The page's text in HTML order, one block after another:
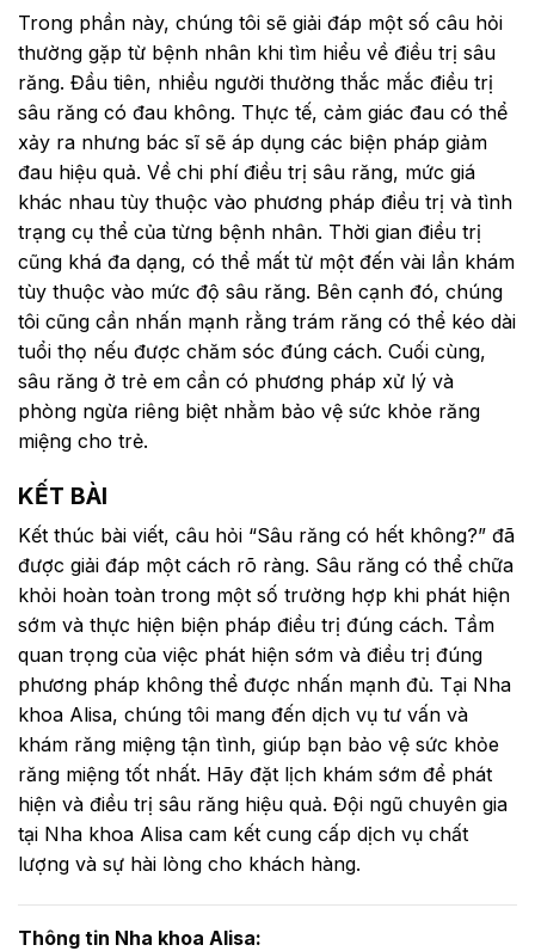
Trong phần này, chúng tôi sẽ giải đáp một số câu hỏi
thường gặp từ bệnh nhân khi tìm hiểu về điều trị sâu
răng. Đầu tiên, nhiều người thường thắc mắc điều trị
sâu răng có đau không. Thực tế, cảm giác đau có thể
xảy ra nhưng bác sĩ sẽ áp dụng các biện pháp giảm
đau hiệu quả. Về chi phí điều trị sâu răng, mức giá
khác nhau tùy thuộc vào phương pháp điều trị và tình
trạng cụ thể của từng bệnh nhân. Thời gian điều trị
cũng khá đa dạng, có thể mất từ một đến vài lần khám
tùy thuộc vào mức độ sâu răng. Bên cạnh đó, chúng
tôi cũng cần nhấn mạnh rằng trám răng có thể kéo dài
tuổi thọ nếu được chăm sóc đúng cách. Cuối cùng,
sâu răng ở trẻ em cần có phương pháp xử lý và
phòng ngừa riêng biệt nhằm bảo vệ sức khỏe răng
miệng cho trẻ.
KẾT BÀI
Kết thúc bài viết, câu hỏi “Sâu răng có hết không?” đã
được giải đáp một cách rõ ràng. Sâu răng có thể chữa
khỏi hoàn toàn trong một số trường hợp khi phát hiện
sớm và thực hiện biện pháp điều trị đúng cách. Tầm
quan trọng của việc phát hiện sớm và điều trị đúng
phương pháp không thể được nhấn mạnh đủ. Tại Nha
khoa Alisa, chúng tôi mang đến dịch vụ tư vấn và
khám răng miệng tận tình, giúp bạn bảo vệ sức khỏe
răng miệng tốt nhất. Hãy đặt lịch khám sớm để phát
hiện và điều trị sâu răng hiệu quả. Đội ngũ chuyên gia
tại Nha khoa Alisa cam kết cung cấp dịch vụ chất
lượng và sự hài lòng cho khách hàng.
Thông tin Nha khoa Alisa: